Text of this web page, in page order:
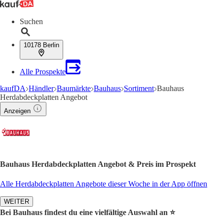
Suchen
10178 Berlin
Alle Prospekte
kaufDA Händler Baumärkte Bauhaus Sortiment Bauhaus
Herdabdeckplatten Angebot
Anzeigen
Bauhaus Herdabdeckplatten Angebot & Preis im Prospekt
Alle Herdabdeckplatten Angebote dieser Woche in der App öffnen
WEITER
Bei Bauhaus findest du eine vielfältige Auswahl an ⭐️